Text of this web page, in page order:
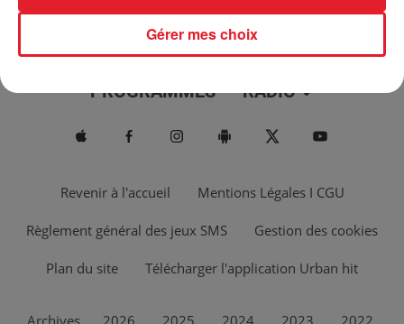
ACTUS MUSIQUES
PROGRAMMES RADIO
Revenir à l'accueil Mentions Légales I CGU
Règlement général des jeux SMS Gestion des cookies
Plan du site Télécharger l'application Urban hit
Archives 2026 2025 2024 2023 2022
Gérer mes choix